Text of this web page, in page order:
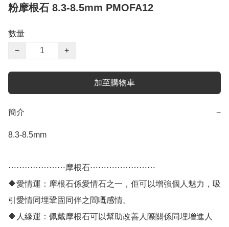
粉摩根石 8.3-8.5mm PMOFA12
數量
−
+
加至購物車
簡介 −
8.3-8.5mm
⋯⋯⋯⋯⋯⋯⋯摩根石⋯⋯⋯⋯⋯⋯⋯⋯
🔶愛情運：摩根石係愛情石之一，佢可以增強個人魅力，吸
引愛情同埋鞏固同伴之間嘅感情。
🔶人緣運：佩戴摩根石可以幫助改善人際關係同埋增進人